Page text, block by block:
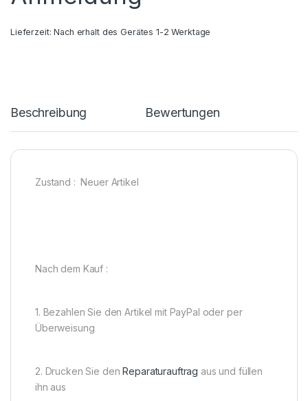
Lieferzeit:Nach erhalt des Gerätes 1-2 Werktage
Beschreibung Bewertungen
Zustand : Neuer Artikel
Nach dem Kauf :
1. Bezahlen Sie den Artikel mit PayPal oder per
Überweisung
2. Drucken Sie denReparaturauftrag aus und füllen
ihn aus